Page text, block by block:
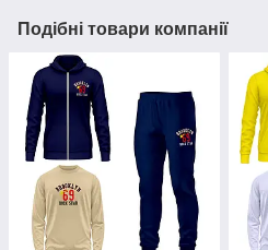
Подібні товари компанії